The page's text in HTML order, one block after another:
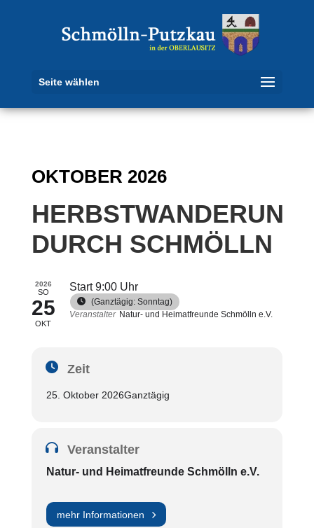
Seite wählen
OKTOBER 2026
HERBSTWANDERUNG
DURCH SCHMÖLLN
2026
SO
25
OKT
Start 9:00 Uhr
(Ganztägig: Sonntag)
Veranstalter Natur- und Heimatfreunde Schmölln e.V.
Zeit
25. Oktober 2026Ganztägig
Veranstalter
Natur- und Heimatfreunde Schmölln e.V.
mehr Informationen